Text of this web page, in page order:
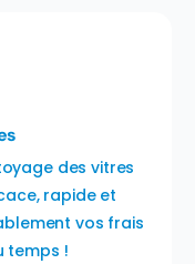
des vitres
rapide et
vos frais
temps !